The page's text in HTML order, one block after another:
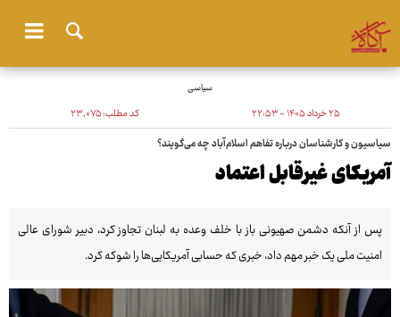
سیاسی
۲۵ خرداد ۱۴۰۵ - ۲۲:۵۳ کد مطلب:۲۳٬۰۷۵
سیاسیون و کارشناسان درباره تفاهم اسلام‌آباد چه می‌گویند؟
آمریکای غیرقابل اعتماد
پس از آنکه دشمن صهیونی باز با خلف وعده به لبنان تجاوز کرد، دبیر شورای عالی
امنیت ملی یک خبر مهم داد، خبری که حسابی آمریکایی‌ها را شوکه کرد.